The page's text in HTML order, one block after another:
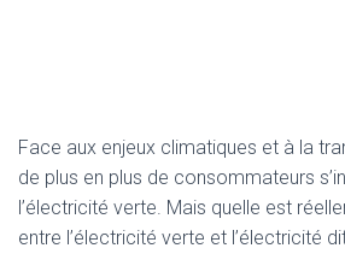
Face aux enjeux climatiques et à la
de plus en plus de consommateurs
l’électricité verte. Mais quelle est
entre l’électricité verte et l’électricité